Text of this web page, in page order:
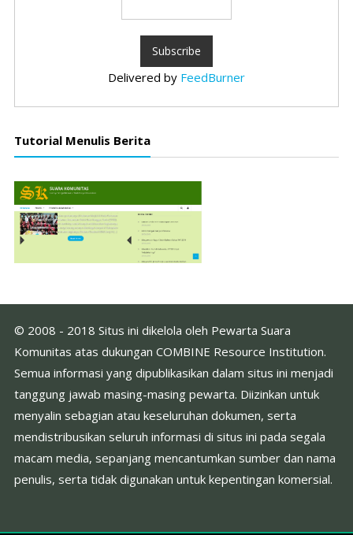
Delivered by FeedBurner
Tutorial Menulis Berita
© 2008 - 2018 Situs ini dikelola oleh Pewarta Suara
Komunitas atas dukungan COMBINE Resource Institution.
Semua informasi yang dipublikasikan dalam situs ini menjadi
tanggung jawab masing-masing pewarta. Diizinkan untuk
menyalin sebagian atau keseluruhan dokumen, serta
mendistribusikan seluruh informasi di situs ini pada segala
macam media, sepanjang mencantumkan sumber dan nama
penulis, serta tidak digunakan untuk kepentingan komersial.